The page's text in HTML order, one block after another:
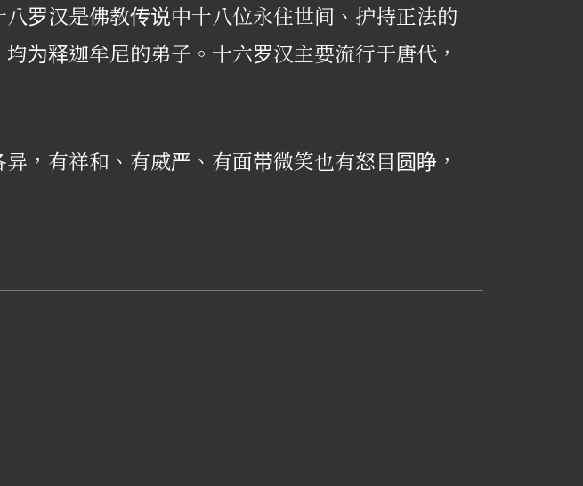
罗汉是佛教传说中十八位永住世间、护持正法的
为释迦牟尼的弟子。十六罗汉主要流行于唐代，
，有祥和、有威严、有面带微笑也有怒目圆睁，